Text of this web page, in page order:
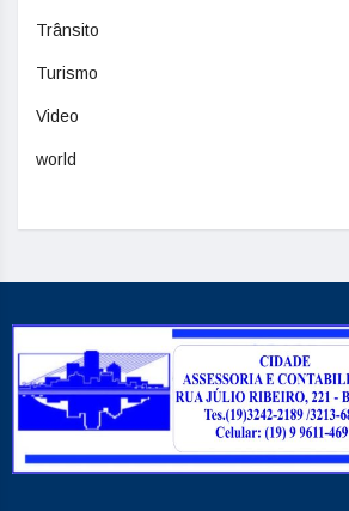
Trânsito
Turismo
Video
world